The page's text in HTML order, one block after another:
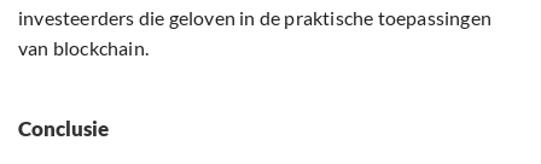
investeerders die geloven in de praktische toepassingen
van blockchain.
Conclusie